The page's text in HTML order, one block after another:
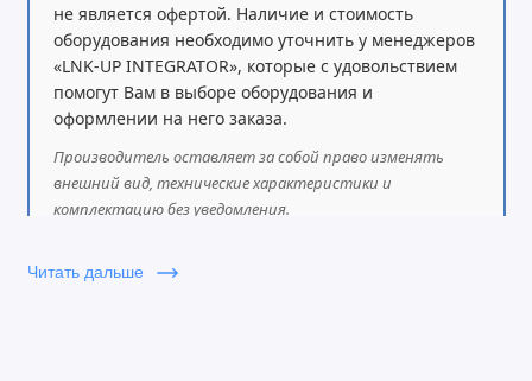
Grandstream
Встроенная служба обмена мгновенными
сообщениями (IM), платформа голосовых
конференций и веб-встреч, с поддержкой
доступа с компьютеров, мобильных устройств и
абонентских SIP-устройств
Бесплатное приложение Wave обеспечивает
простой обмен мгновенными сообщениями (IM)
веб-доступа, Android/ iOS устройств
не является офертой. Наличие и стоимость
оборудования необходимо уточнить у менеджеров
«LNK-UP INTEGRATOR», которые с удовольствием
помогут Вам в выборе оборудования и
оформлении на него заказа.
Производитель оставляет за собой право изменять
внешний вид, технические характеристики и
комплектацию без уведомления.
Читать дальше